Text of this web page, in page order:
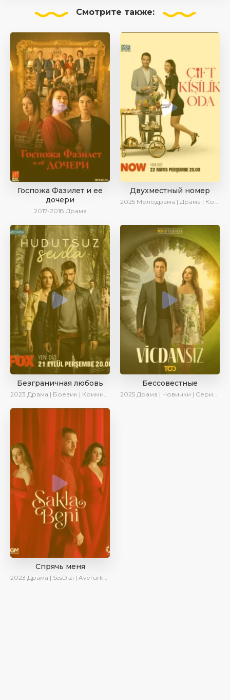
Смотрите также:
Госпожа Фазилет и ее
дочери
2017-2018 Драма
Двухместный номер
2025 Мелодрама | Драма | Комедия | AlisaDirilis | Новинки | Сериалы 2025
Безграничная любовь
2023 Драма | Боевик | Криминал | SesDizi | Сериалы 2023
Бессовестные
2025 Драма | Новинки | Сериалы 2025
Спрячь меня
2023 Драма | SesDizi | AveTurk | AlisaDirilis | Сериалы 2023